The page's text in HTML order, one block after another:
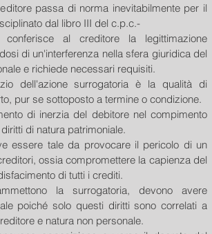
passa di norma inevitabilmente per il
dal libro III del c.p.c.-
al creditore la legittimazione
di un'interferenza nella sfera giuridica del
e richiede necessari requisiti.
dell'azione surrogatoria è la qualità di
pur se sottoposto a termine o condizione.
di inerzia del debitore nel compimento
di natura patrimoniale.
essere tale da provocare il pericolo di un
ossia compromettere la capienza del
di tutti i crediti.
la surrogatoria, devono avere
poiché solo questi diritti sono correlati a
e natura non personale.